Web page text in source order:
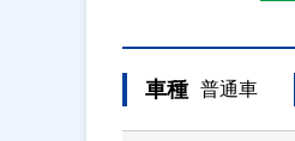
車種 普通車